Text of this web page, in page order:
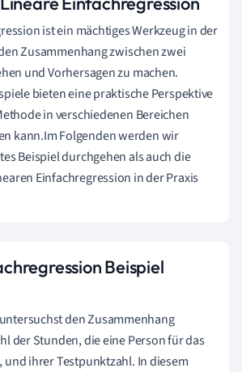
ist ein mächtiges Werkzeug in der
Zusammenhang zwischen zwei
und Vorhersagen zu machen.
bieten eine praktische Perspektive
in verschiedenen Bereichen
kann.Im Folgenden werden wir
Beispiel durchgehen als auch die
Einfachregression in der Praxis
Beispiel
den Zusammenhang
der Stunden, die eine Person für das
ihrer Testpunktzahl. In diesem